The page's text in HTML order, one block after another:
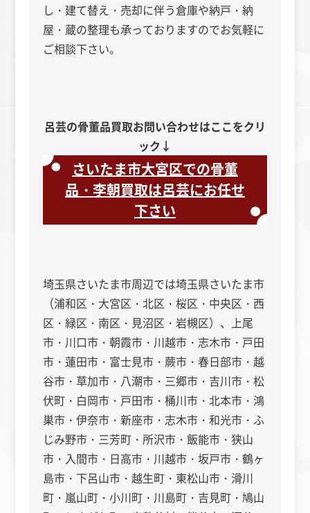
し・建て替え・売却に伴う倉庫や納戸・納
屋・蔵の整理も承っておりますのでお気軽に
ご相談下さい。
呂芸の骨董品買取お問い合わせはここをクリ
ック↓
さいたま市大宮区での骨董
品・李朝買取は呂芸にお任せ
下さい
埼玉県さいたま市周辺では埼玉県さいたま市
（浦和区・大宮区・北区・桜区・中央区・西
区・緑区・南区・見沼区・岩槻区）、上尾
市・川口市・朝霞市・川越市・志木市・戸田
市・蓮田市・富士見市・蕨市・春日部市・越
谷市・草加市・八潮市・三郷市・吉川市・松
伏町・白岡市・戸田市・桶川市・北本市・鴻
巣市・伊奈市・新座市・志木市・和光市・ふ
じみ野市・三芳町・所沢市・飯能市・狭山
市・入間市・日高市・川越市・坂戸市・鶴ヶ
島市・下呂山市・越生町・東松山市・滑川
町・嵐山町・小川町・川島町・吉見町・鳩山